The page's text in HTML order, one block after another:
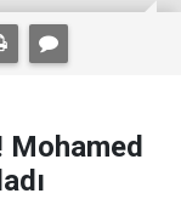
Mohamed